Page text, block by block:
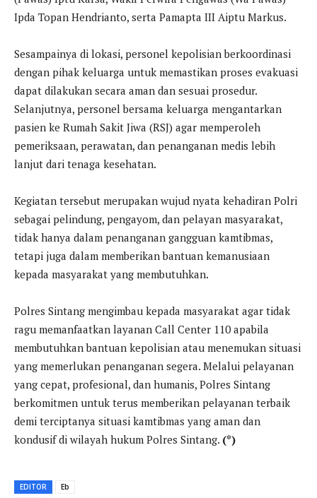
Ipda Topan Hendrianto, serta Pamapta III Aiptu Markus.
Sesampainya di lokasi, personel kepolisian berkoordinasi
dengan pihak keluarga untuk memastikan proses evakuasi
dapat dilakukan secara aman dan sesuai prosedur.
Selanjutnya, personel bersama keluarga mengantarkan
pasien ke Rumah Sakit Jiwa (RSJ) agar memperoleh
pemeriksaan, perawatan, dan penanganan medis lebih
lanjut dari tenaga kesehatan.
Kegiatan tersebut merupakan wujud nyata kehadiran Polri
sebagai pelindung, pengayom, dan pelayan masyarakat,
tidak hanya dalam penanganan gangguan kamtibmas,
tetapi juga dalam memberikan bantuan kemanusiaan
kepada masyarakat yang membutuhkan.
Polres Sintang mengimbau kepada masyarakat agar tidak
ragu memanfaatkan layanan Call Center 110 apabila
membutuhkan bantuan kepolisian atau menemukan situasi
yang memerlukan penanganan segera. Melalui pelayanan
yang cepat, profesional, dan humanis, Polres Sintang
berkomitmen untuk terus memberikan pelayanan terbaik
demi terciptanya situasi kamtibmas yang aman dan
kondusif di wilayah hukum Polres Sintang. (*)
EDITOR
Eb